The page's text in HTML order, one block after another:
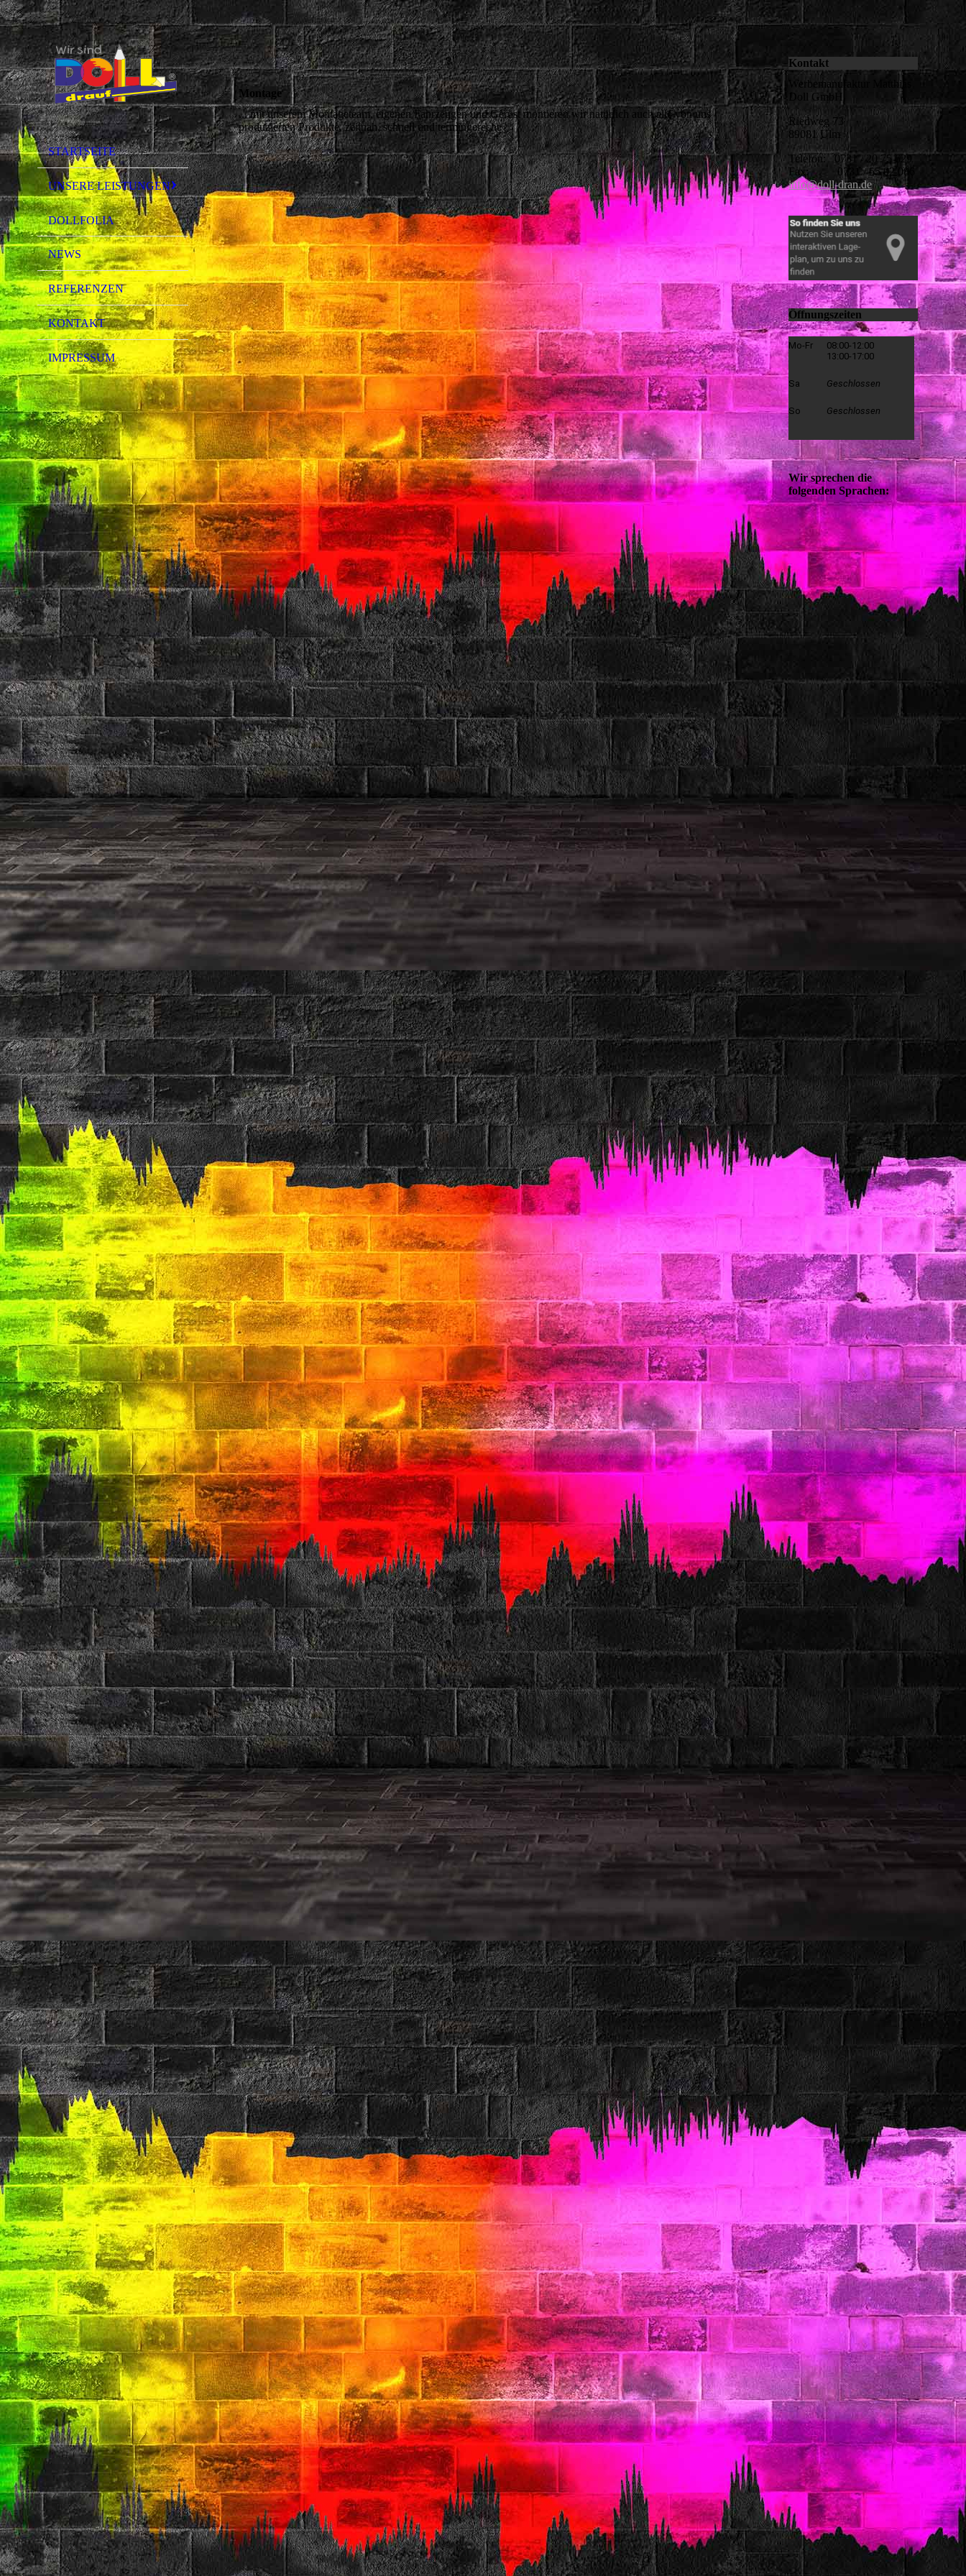
STARTSEITE
UNSERE LEISTUNGEN
DOLLFOLIA
NEWS
REFERENZEN
KONTAKT
IMPRESSUM
Montage
... mit unserem Montageteam, eigenen Fahrzeugen und Gerüst montieren wir natürlich auch alle von uns
produzierten Produkte, zeitnah, schnell und termingerecht.
Kontakt
Werbemanufaktur Matthias
Doll GmbH
Riedweg 73
89081 Ulm
Telefon: 0731 / 20 75 629
Fax: 0731 / 55 02 086
info@doll-dran.de
Öffnungszeiten
Mo-Fr
08:00-12:00
13:00-17:00
Sa Geschlossen
So Geschlossen
Wir sprechen die
folgenden Sprachen: